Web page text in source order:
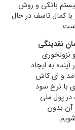
بانکی و روش
کمال تاسف در حال
نزولخوری
به ایجاد
و ای کاش
با نرخ سود
در پول ملی
آن بدون